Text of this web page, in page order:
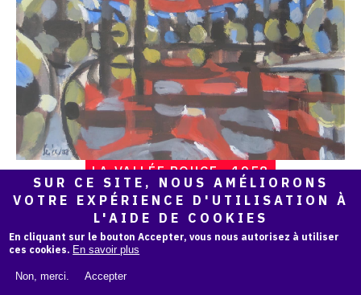
LA VALLÉE ROUGE , 1958
raisonné,
SUR CE SITE, NOUS AMÉLIORONS
VOTRE EXPÉRIENCE D'UTILISATION À
L'AIDE DE COOKIES
En cliquant sur le bouton Accepter, vous nous autorisez à utiliser
ces cookies. En savoir plus
Non, merci. Accepter